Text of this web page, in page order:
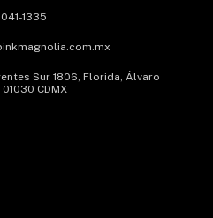
1335
Sur 1806, Florida, Álvaro
CDMX